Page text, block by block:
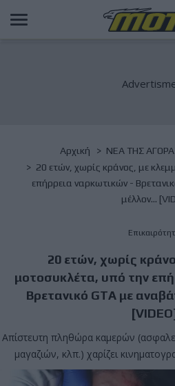
Παράκαμψη
προς
Breadcrumb
Αρχική NΕΑ ΤΗΣ
20 ετών, χωρίς κράνος, με
επήρρεια ναρκωτικών -
μέλλον...
20 ετών, χωρίς
μοτοσυκλέτα, υπό την
Βρετανικό GTA με
Απίστευτη πληθώρα καμερών
μαγαζιών, κλπ.) χαρίζει